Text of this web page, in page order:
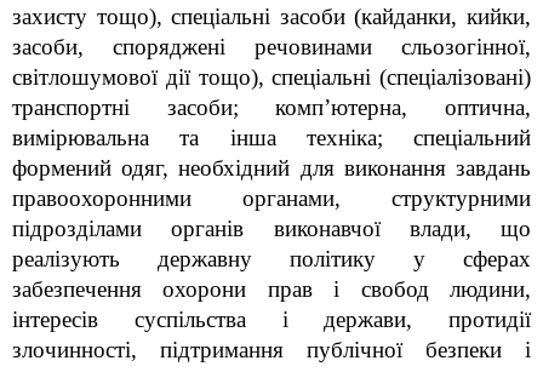
захисту тощо), спеціальні засоби (кайданки, кийки,
засоби, споряджені речовинами сльозогінної,
світлошумової дії тощо), спеціальні (спеціалізовані)
транспортні засоби; комп’ютерна, оптична,
вимірювальна та інша техніка; спеціальний
формений одяг, необхідний для виконання завдань
правоохоронними органами, структурними
підрозділами органів виконавчої влади, що
реалізують державну політику у сферах
забезпечення охорони прав і свобод людини,
інтересів суспільства і держави, протидії
злочинності, підтримання публічної безпеки і